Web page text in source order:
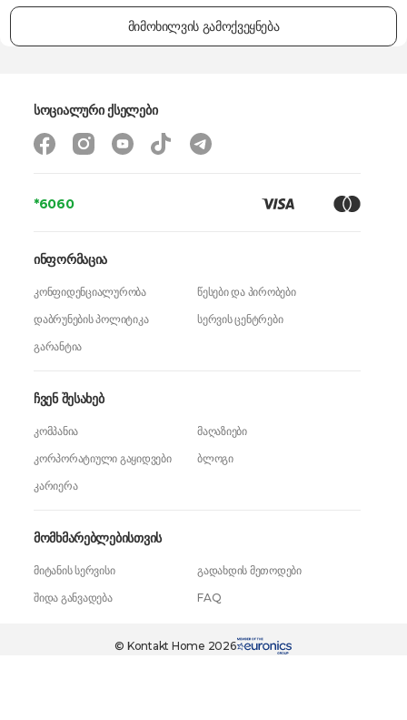
მიმოხილვის გამოქვეყნება
*6060
ჩვენ შესახებ
კომპანია
მაღაზიები
კორპორატიული გაყიდვები
ბლოგი
კარიერა
ინფორმაცია
კონფიდენციალურობა
წესები და პირობები
დაბრუნების პოლიტიკა
სერვის ცენტრები
გარანტია
მომხმარებლებისთვის
მიტანის სერვისი
გადახდის მეთოდები
შიდა განვადება
FAQ
სოციალური ქსელები
© Kontakt Home 2026